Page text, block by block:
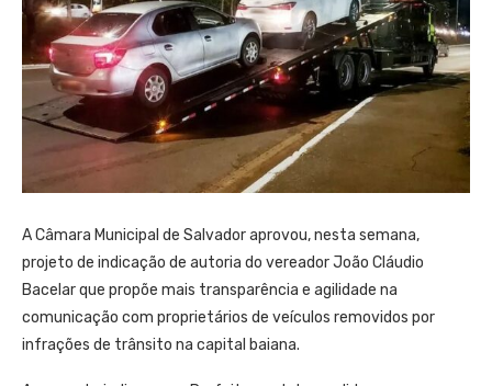
A Câmara Municipal de Salvador aprovou, nesta semana,
projeto de indicação de autoria do vereador João Cláudio
Bacelar que propõe mais transparência e agilidade na
comunicação com proprietários de veículos removidos por
infrações de trânsito na capital baiana.